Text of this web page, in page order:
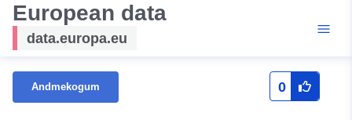
European data
data.europa.eu
Andmekogum 0